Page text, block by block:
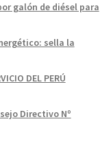
galón de diésel para
sella la
DEL PERÚ
Directivo Nº